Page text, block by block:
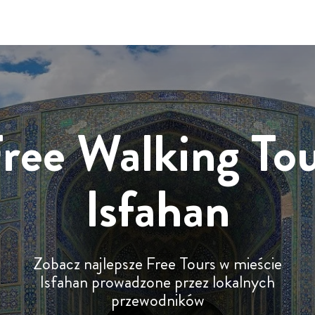
Walking
Isfahan
Zobacz najlepsze Free Tours w mieście
Isfahan prowadzone przez lokalnych
przewodników